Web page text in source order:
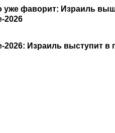
уже фаворит: Израиль
2026
2026: Израиль выступит в